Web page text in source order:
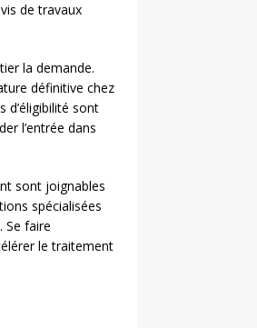
de travaux
la demande.
définitive chez
d’éligibilité sont
l’entrée dans
sont joignables
spécialisées
Se faire
le traitement